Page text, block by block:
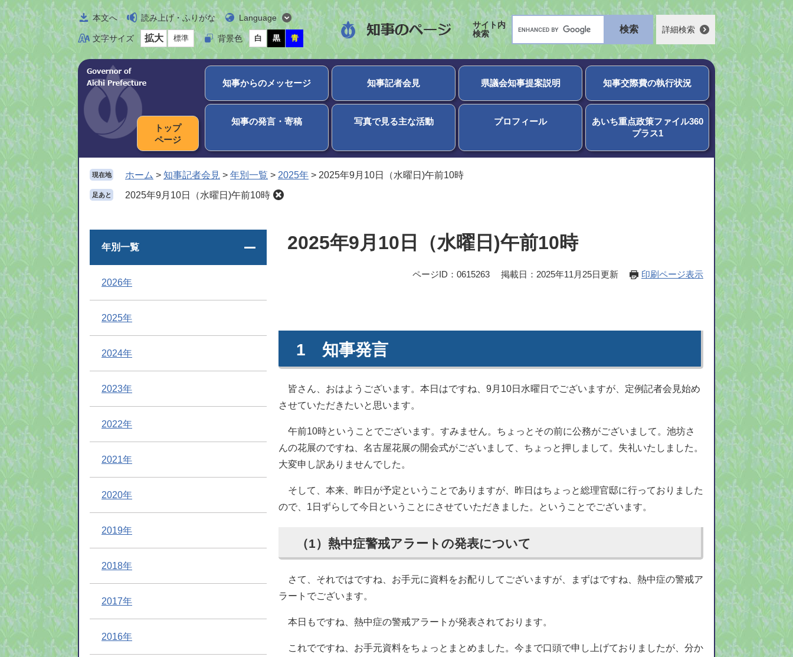
ペ
ー
ジ
の
先
頭
で
す
。
メ
ニ
ュ
ー
を
飛
ば
し
て
本
文
へ
本文へ 読み上げ・ふりがな Language
文字サイズ 拡大 標準 背景色 白 黒 青
サイト内
検索
G
g
e
カ
タ
検
詳細検索
トップ
ページ
知事からのメッセージ 知事記者会見 県議会知事提案説明 知事交際費の執行状況
知事の発言・寄稿 写真で見る主な活動 プロフィール
あいち重点政策ファイル360
プラス1
現在地 ホーム > 知事記者会見 > 年別一覧 > 2025年 > 2025年9月10日（水曜日)午前10時
足あと 2025年9月10日（水曜日)午前10時
2025年9月10日（水曜日)午前10時
ページID：0615263 掲載日：2025年11月25日更新 印刷ページ表示
1 知事発言
皆さん、おはようございます。本日はですね、9月10日水曜日でございますが、定例記者会見始め
させていただきたいと思います。
午前10時ということでございます。すみません。ちょっとその前に公務がございまして。池坊さ
んの花展のですね、名古屋花展の開会式がございまして、ちょっと押しまして。失礼いたしました。
大変申し訳ありませんでした。
そして、本来、昨日が予定ということでありますが、昨日はちょっと総理官邸に行っておりました
ので、1日ずらして今日ということにさせていただきました。ということでございます。
（1）熱中症警戒アラートの発表について
さて、それではですね、お手元に資料をお配りしてございますが、まずはですね、熱中症の警戒ア
ラートでございます。
本日もですね、熱中症の警戒アラートが発表されております。
これでですね、お手元資料をちょっとまとめました。今まで口頭で申し上げておりましたが、分か
年別一覧
2026年
2025年
2024年
2023年
2022年
2021年
2020年
2019年
2018年
2017年
2016年